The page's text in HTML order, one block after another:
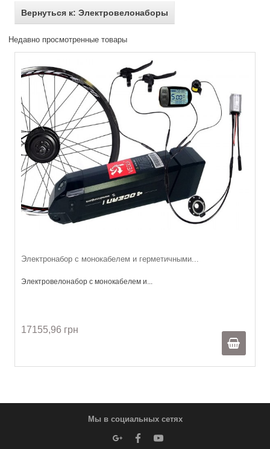
Вернуться к: Электровелонаборы
Недавно просмотренные товары
Электронабор с монокабелем и герметичными...
Электровелонабор с монокабелем и...
17155,96 грн
Мы в социальных сетях